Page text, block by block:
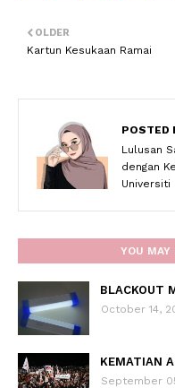
OLDER
Kartun Kesukaan Ramai
POSTED
Lulusan
dengan
Universiti
YOU MAY
BLACKOUT
October 14,
KEMATIAN
September